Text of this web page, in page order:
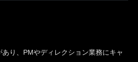
あり、PMやディレクション業務にキャ